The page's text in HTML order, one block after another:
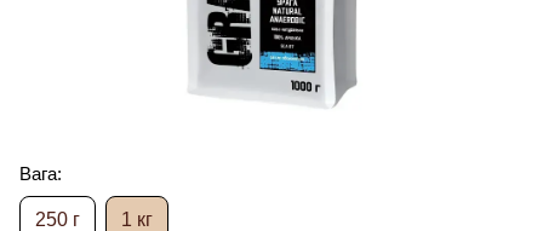
Вага:
250 г 1 кг